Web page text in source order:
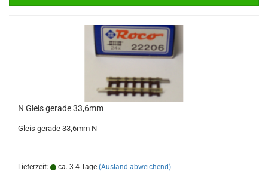
N Gleis gerade 33,6mm
Gleis gerade 33,6mm N
Lieferzeit: ca. 3-4 Tage (Ausland abweichend)